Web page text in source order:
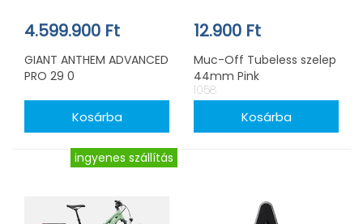
4.599.900 Ft
GIANT ANTHEM ADVANCED
PRO 29 0
12.900 Ft
Muc-Off Tubeless szelep
44mm Pink
1058
ingyenes szállítás